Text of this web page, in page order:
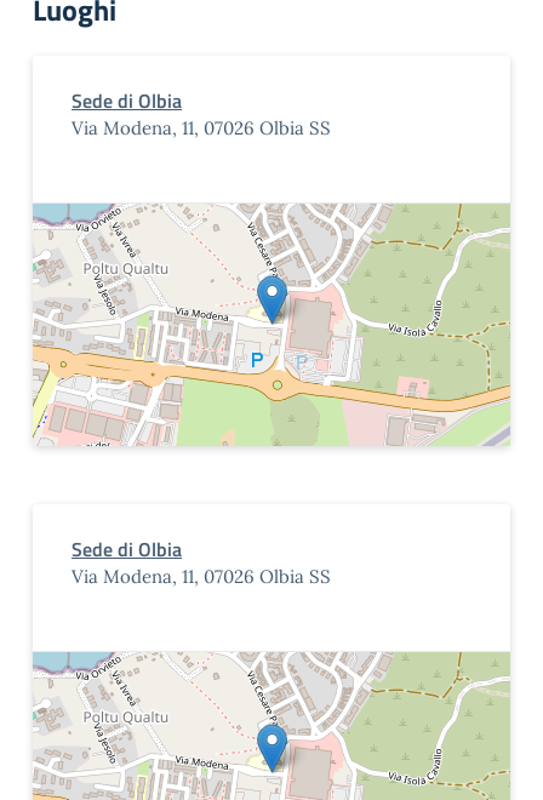
Luoghi
Sede di Olbia
Via Modena, 11, 07026 Olbia SS
Sede di Olbia
Via Modena, 11, 07026 Olbia SS